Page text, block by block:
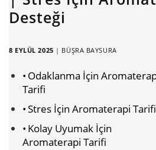
Desteği
8 EYLÜL 2025 | BÜŞRA BAYSURA
Odaklanma İçin
Tarifi
Stres İçin Aromaterapi Tarifi
Kolay Uyumak İçin
Aromaterapi Tarifi